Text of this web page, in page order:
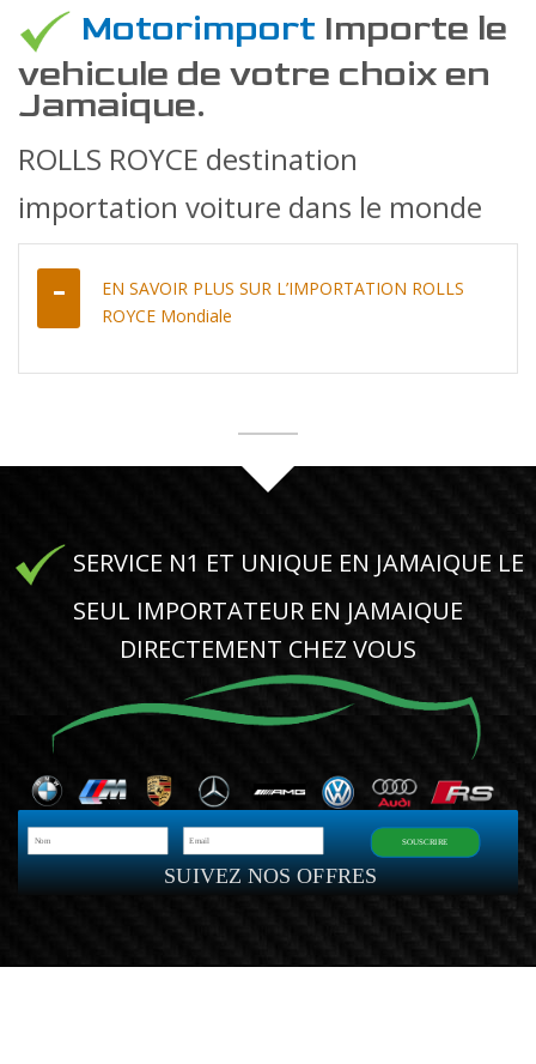
Motorimport Importe le
vehicule de votre choix en
Jamaique.
ROLLS ROYCE destination
importation voiture dans le monde
EN SAVOIR PLUS SUR L’IMPORTATION ROLLS
ROYCE Mondiale
SERVICE N1 ET UNIQUE EN JAMAIQUE LE
SEUL IMPORTATEUR EN JAMAIQUE
DIRECTEMENT CHEZ VOUS
SUIVEZ NOS OFFRES
SOUSCRIRE